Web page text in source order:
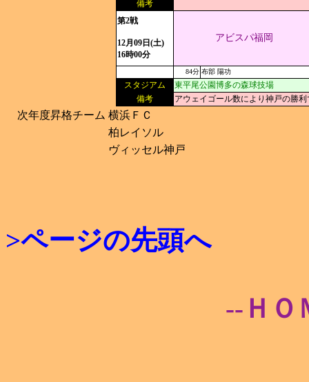
備考
第2戦
12月09日(土)
16時00分
アビスパ福岡
84分 布部 陽功
スタジアム
東平尾公園博多の森球技場
備考
アウェイゴール数により神戸の勝
次年度昇格チーム 横浜ＦＣ
柏レイソル
ヴィッセル神戸
>ページの先頭へ
--ＨＯ